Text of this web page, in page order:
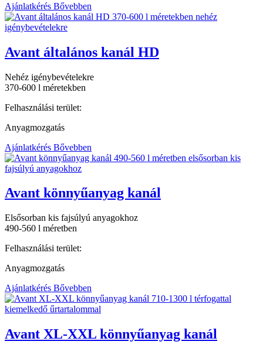
Ajánlatkérés Bővebben
Avant általános kanál HD
Nehéz igénybevételekre
370-600 l méretekben
Felhasználási terület:
Anyagmozgatás
Ajánlatkérés Bővebben
Avant könnyűanyag kanál
Elsősorban kis fajsúlyú anyagokhoz
490-560 l méretben
Felhasználási terület:
Anyagmozgatás
Ajánlatkérés Bővebben
Avant XL-XXL könnyűanyag kanál